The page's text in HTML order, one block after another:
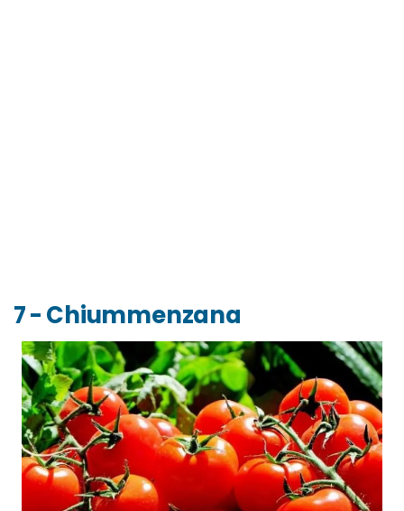
7 - Chiummenzana